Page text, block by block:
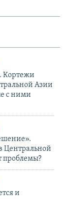
Кортежи
Азии
с ними
Центральной
проблемы?
и